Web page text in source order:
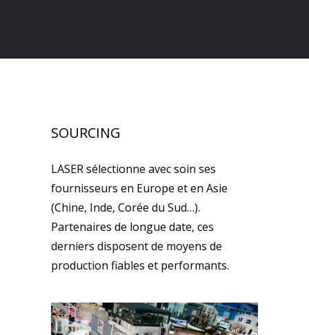
SOURCING
LASER sélectionne avec soin ses
fournisseurs en Europe et en Asie
(Chine, Inde, Corée du Sud…).
Partenaires de longue date, ces
derniers disposent de moyens de
production fiables et performants.